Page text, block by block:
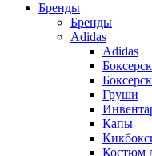
Бренды
Бренды
Adidas
Adidas
Груши
Капы
Костюм